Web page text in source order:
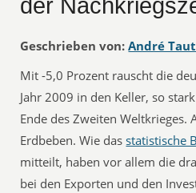
der
Geschrieben von: André
Mit -5,0 Prozent rauscht die
Jahr 2009 in den Keller, so
Ende des Zweiten Weltkrieges.
Erdbeben. Wie dasstatistische
mitteilt, haben vor allem die
bei den Exporten und den